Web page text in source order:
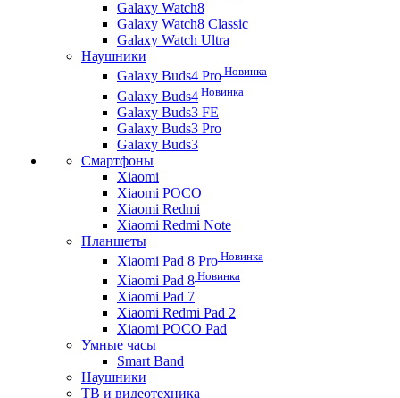
Galaxy Watch8
Galaxy Watch8 Classic
Galaxy Watch Ultra
Наушники
Galaxy Buds4 Pro Новинка
Galaxy Buds4 Новинка
Galaxy Buds3 FE
Galaxy Buds3 Pro
Galaxy Buds3
Смартфоны
Xiaomi
Xiaomi POCO
Xiaomi Redmi
Xiaomi Redmi Note
Планшеты
Xiaomi Pad 8 Pro Новинка
Xiaomi Pad 8 Новинка
Xiaomi Pad 7
Xiaomi Redmi Pad 2
Xiaomi POCO Pad
Умные часы
Smart Band
Наушники
ТВ и видеотехника